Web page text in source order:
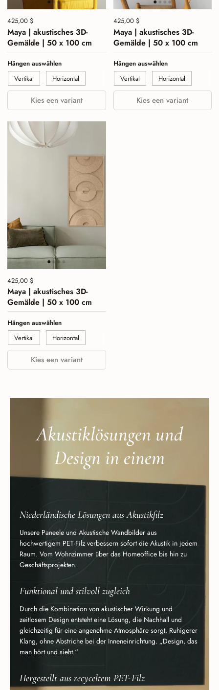
Preis:
425,00 $
Maya | akustisches 3D-
Gemälde | 50 x 100 cm
Hängen auswählen
Vertikal
Horizontal
Kies een variant
Preis:
425,00 $
Maya | akustisches 3D-
Gemälde | 50 x 100 cm
Hängen auswählen
Vertikal
Horizontal
Kies een variant
Preis:
425,00 $
Maya | akustisches 3D-
Gemälde | 50 x 100 cm
Hängen auswählen
Vertikal
Horizontal
Kies een variant
Akustiklösungen und
Design in einem
Niederländische Lösungen aus Akustikfilz
Unsere Paneele und Akustische Wandbilder aus
hochwertigem PET-Filz verbessern sofort die Akustik in jedem
Raum. Vom Wohnzimmer über das Homeoffice bis hin zu
Geschäftsprojekten.
Funktional und stilvoll zugleich
Durch die Kombination von akustischer Wirkung und
zeitlosem Design entsteht eine Lösung, die Nachhall und
gleichzeitig für eine angenehme Atmosphäre sorgt. Ruhigerer
Klang, ohne Abstriche bei der Inneneinrichtung. „Design, das
man hört und sieht.“
Hergestellt aus recyceltem PET-Filz